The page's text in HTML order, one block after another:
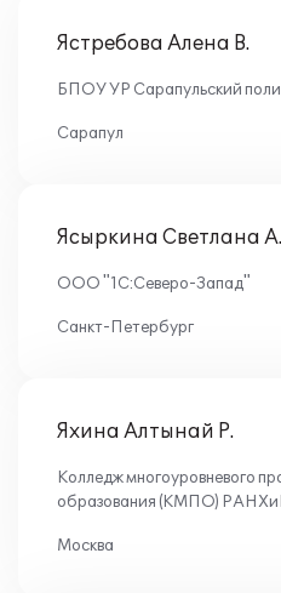
Ястребова Алена В.
БПОУ УР Сарапульский
Сарапул
Ясыркина Светлана А.
ООО "1С:Северо-Запад"
Санкт-Петербург
Яхина Алтынай Р.
Колледж многоуровневого
образования (КМПО)
Москва